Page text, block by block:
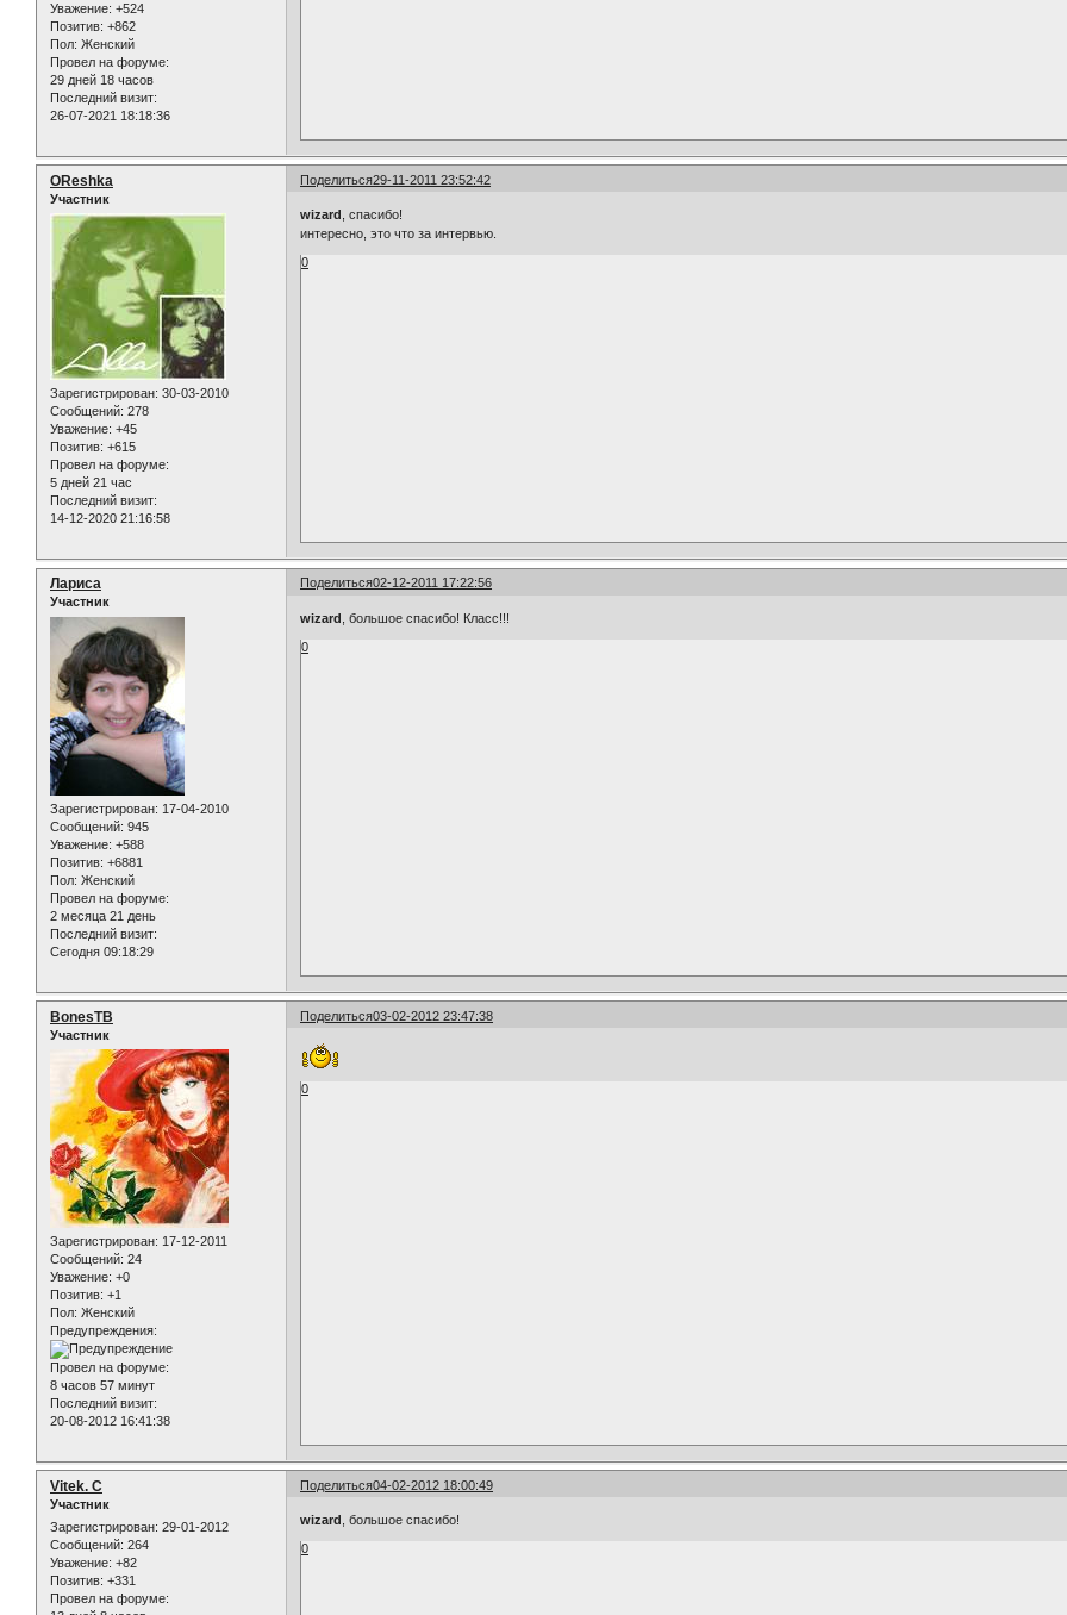
Уважение: +524
Позитив: +862
Пол: Женский
Провел на форуме:
29 дней 18 часов
Последний визит:
26-07-2021 18:18:36
Поделиться29-11-2011 23:52:42
OReshka
Участник
Зарегистрирован: 30-03-2010
Сообщений: 278
Уважение: +45
Позитив: +615
Провел на форуме:
5 дней 21 час
Последний визит:
14-12-2020 21:16:58
wizard , спасибо!
интересно, это что за интервью.
0
Поделиться02-12-2011 17:22:56
Лариса
Участник
Зарегистрирован: 17-04-2010
Сообщений: 945
Уважение: +588
Позитив: +6881
Пол: Женский
Провел на форуме:
2 месяца 21 день
Последний визит:
Сегодня 09:18:29
wizard , большое спасибо! Класс!!!
0
Поделиться03-02-2012 23:47:38
BonesTB
Участник
Зарегистрирован: 17-12-2011
Сообщений: 24
Уважение: +0
Позитив: +1
Пол: Женский
Предупреждения:
Провел на форуме:
8 часов 57 минут
Последний визит:
20-08-2012 16:41:38
0
Поделиться04-02-2012 18:00:49
Vitek. C
Участник
Зарегистрирован: 29-01-2012
Сообщений: 264
Уважение: +82
Позитив: +331
Провел на форуме:
wizard
, большое спасибо!
0